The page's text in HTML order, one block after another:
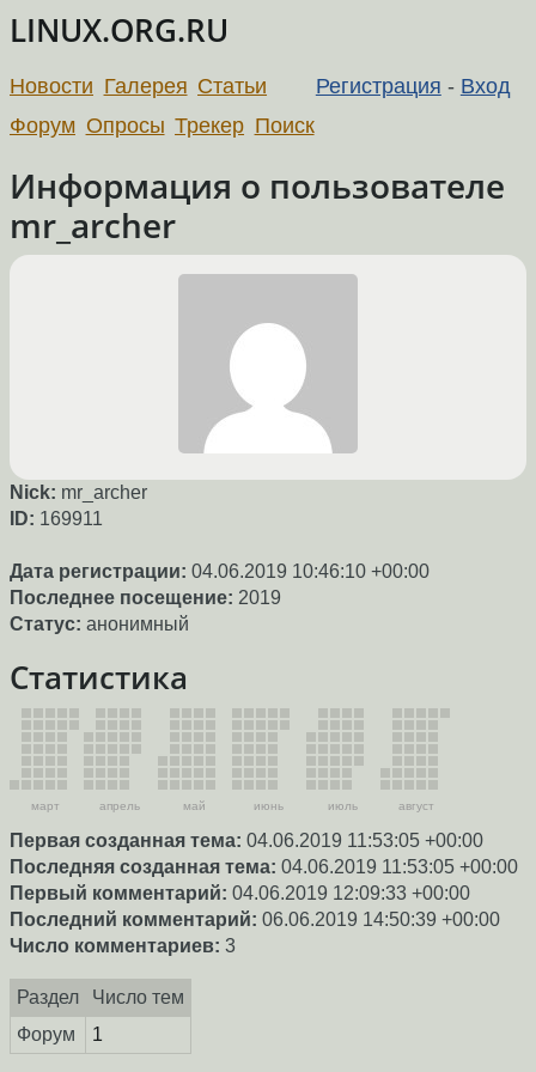
LINUX.ORG.RU
Регистрация - Вход
Новости Галерея Статьи
Форум Опросы Трекер Поиск
Информация о пользователе
mr_archer
Nick: mr_archer
ID: 169911
Дата регистрации: 04.06.2019 10:46:10 +00:00
Последнее посещение: 2019
Статус: анонимный
Статистика
март апрель май июнь июль август
Первая созданная тема: 04.06.2019 11:53:05 +00:00
Последняя созданная тема: 04.06.2019 11:53:05 +00:00
Первый комментарий: 04.06.2019 12:09:33 +00:00
Последний комментарий: 06.06.2019 14:50:39 +00:00
Число комментариев: 3
Раздел
Число тем
Форум
1